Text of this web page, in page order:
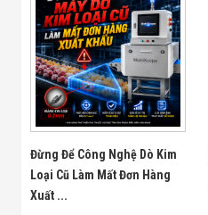
Đừng Để Công Nghệ Dò Kim
Loại Cũ Làm Mất Đơn Hàng
Xuất ...